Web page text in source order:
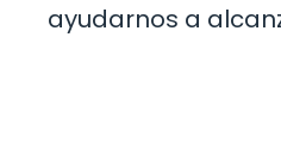
ayudarnos a